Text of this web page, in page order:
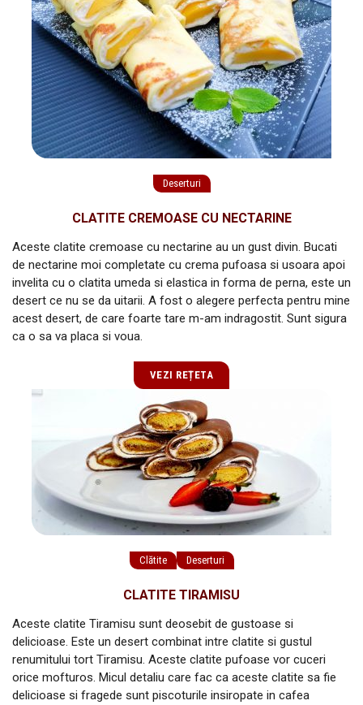
Deserturi
CLATITE CREMOASE CU NECTARINE
Aceste clatite cremoase cu nectarine au un gust divin. Bucati
de nectarine moi completate cu crema pufoasa si usoara apoi
invelita cu o clatita umeda si elastica in forma de perna, este un
desert ce nu se da uitarii. A fost o alegere perfecta pentru mine
acest desert, de care foarte tare m-am indragostit. Sunt sigura
ca o sa va placa si voua.
VEZI REȚETA
Clătite Deserturi
CLATITE TIRAMISU
Aceste clatite Tiramisu sunt deosebit de gustoase si
delicioase. Este un desert combinat intre clatite si gustul
renumitului tort Tiramisu. Aceste clatite pufoase vor cuceri
orice mofturos. Micul detaliu care fac ca aceste clatite sa fie
delicioase si fragede sunt piscoturile insiropate in cafea